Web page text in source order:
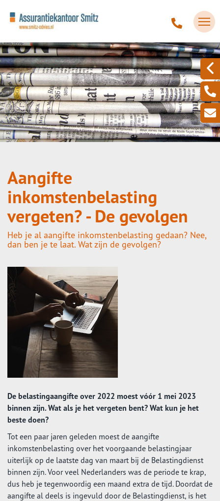
Aangifte
inkomstenbelasting
vergeten? - De gevolgen
Heb je al aangifte inkomstenbelasting gedaan? Nee,
dan ben je te laat. Wat zijn de gevolgen?
De belastingaangifte over 2022 moest vóór 1 mei 2023
binnen zijn. Wat als je het vergeten bent? Wat kun je het
beste doen?
Tot een paar jaren geleden moest de aangifte
inkomstenbelasting over het voorgaande belastingjaar
uiterlijk op de laatste dag van maart bij de Belastingdienst
binnen zijn. Voor veel Nederlanders was de periode te krap,
dus heb je tegenwoordig een maand extra de tijd. Doordat de
aangifte al deels is ingevuld door de Belastingdienst, is het